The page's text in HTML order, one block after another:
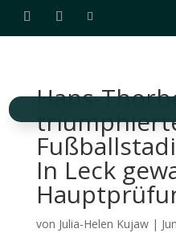
Hans-
In Leck
von Julia-Helen Kujaw|